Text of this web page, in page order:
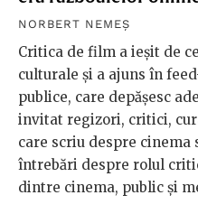
NORBERT NEMEȘ
Critica de film a ieșit de
culturale și a ajuns în
publice, care depășesc
invitat regizori, critici,
care scriu despre cinema
întrebări despre rolul
dintre cinema, public și